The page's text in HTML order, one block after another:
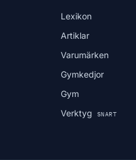
Lexikon
Artiklar
Varumärken
Gymkedjor
Gym
Verktyg
SNART